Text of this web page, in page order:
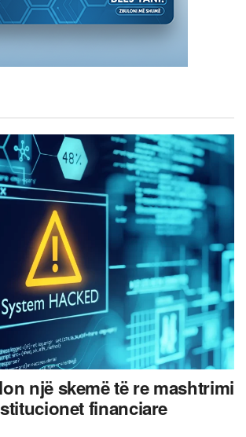
një skemë të re mashtrimi
financiare